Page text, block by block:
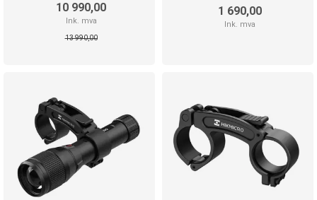
10 990,00
Ink. mva
13 990,00
1 690,00
Ink. mva